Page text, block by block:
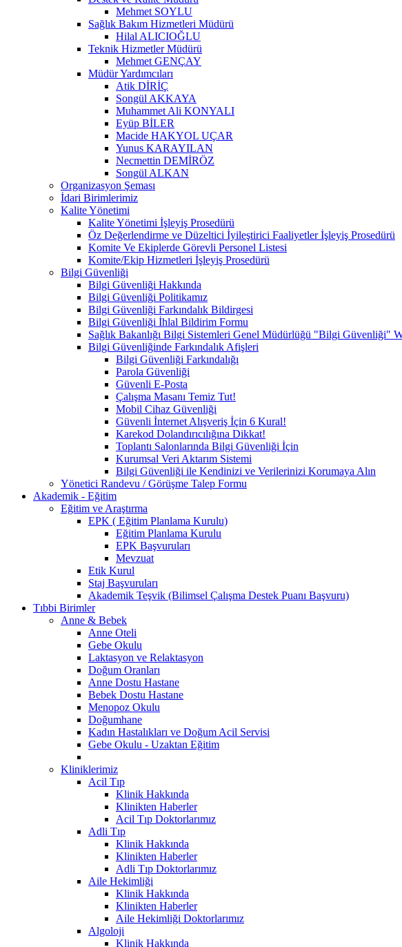
Mehmet SOYLU
Sağlık Bakım Hizmetleri Müdürü
Hilal ALICIOĞLU
Teknik Hizmetler Müdürü
Mehmet GENÇAY
Müdür Yardımcıları
Atik DİRİÇ
Songül AKKAYA
Muhammet Ali KONYALI
Eyüp BİLER
Macide HAKYOL UÇAR
Yunus KARAYILAN
Necmettin DEMİRÖZ
Songül ALKAN
Organizasyon Şeması
İdari Birimlerimiz
Kalite Yönetimi
Kalite Yönetimi İşleyiş Prosedürü
Öz Değerlendirme ve Düzeltici İyileştirici Faaliyetler İşleyiş Prosedürü
Komite Ve Ekiplerde Görevli Personel Listesi
Komite/Ekip Hizmetleri İşleyiş Prosedürü
Bilgi Güvenliği
Bilgi Güvenliği Hakkında
Bilgi Güvenliği Politikamız
Bilgi Güvenliği Farkındalık Bildirgesi
Bilgi Güvenliği İhlal Bildirim Formu
Sağlık Bakanlığı Bilgi Sistemleri Genel Müdürlüğü "Bilgi Güvenliği"
Bilgi Güvenliğinde Farkındalık Afişleri
Bilgi Güvenliği Farkındalığı
Parola Güvenliği
Güvenli E-Posta
Çalışma Masanı Temiz Tut!
Mobil Cihaz Güvenliği
Güvenli İnternet Alışveriş İçin 6 Kural!
Karekod Dolandırıcılığına Dikkat!
Toplantı Salonlarında Bilgi Güvenliği İçin
Kurumsal Veri Aktarım Sistemi
Bilgi Güvenliği ile Kendinizi ve Verilerinizi Korumaya Alın
Yönetici Randevu / Görüşme Talep Formu
Akademik - Eğitim
Eğitim ve Araştırma
EPK ( Eğitim Planlama Kurulu)
Eğitim Planlama Kurulu
EPK Başvuruları
Mevzuat
Etik Kurul
Staj Başvuruları
Akademik Teşvik (Bilimsel Çalışma Destek Puanı Başvuru)
Tıbbi Birimler
Anne & Bebek
Anne Oteli
Gebe Okulu
Laktasyon ve Relaktasyon
Doğum Oranları
Anne Dostu Hastane
Bebek Dostu Hastane
Menopoz Okulu
Doğumhane
Kadın Hastalıkları ve Doğum Acil Servisi
Gebe Okulu - Uzaktan Eğitim
Kliniklerimiz
Acil Tıp
Klinik Hakkında
Klinikten Haberler
Acil Tıp Doktorlarımız
Adli Tıp
Klinik Hakkında
Klinikten Haberler
Adli Tıp Doktorlarımız
Aile Hekimliği
Klinik Hakkında
Klinikten Haberler
Aile Hekimliği Doktorlarımız
Algoloji
Klinik Hakkında